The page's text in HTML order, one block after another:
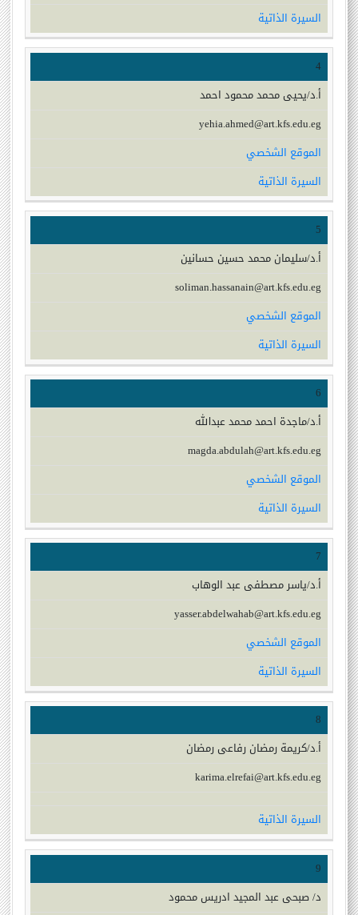
السيرة الذاتية
4
أ.د/يحيى محمد محمود احمد
yehia.ahmed@art.kfs.edu.eg
الموقع الشخصي
السيرة الذاتية
5
أ.د/سليمان محمد حسين حسانين
soliman.hassanain@art.kfs.edu.eg
الموقع الشخصي
السيرة الذاتية
6
أ.د/ماجدة احمد محمد عبدالله
magda.abdulah@art.kfs.edu.eg
الموقع الشخصي
السيرة الذاتية
7
أ.د/ياسر مصطفى عبد الوهاب
yasser.abdelwahab@art.kfs.edu.eg
الموقع الشخصي
السيرة الذاتية
8
أ.د/كريمة رمضان رفاعى رمضان
karima.elrefai@art.kfs.edu.eg
السيرة الذاتية
9
د/ صبحى عبد المجيد ادريس محمود